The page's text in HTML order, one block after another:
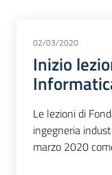
02/03/2020
Inizio
Le lezioni di
ingegneria
marzo 2020